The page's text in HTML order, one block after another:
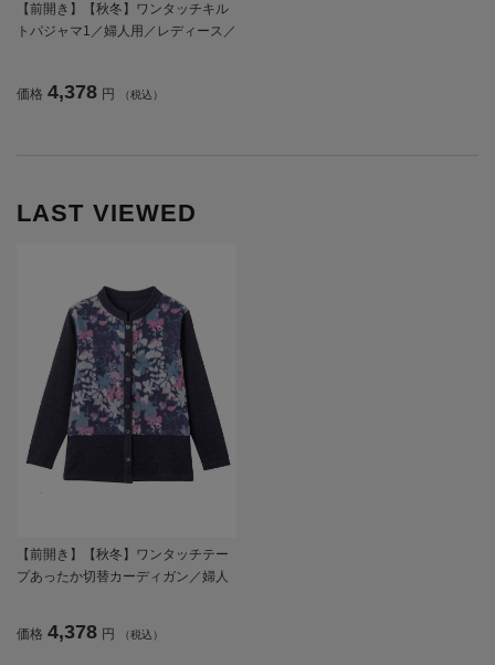
【前開き】【秋冬】ワンタッチキル
トパジャマ1／婦人用／レディース／
価格 4,378 円 （税込）
LAST VIEWED
【前開き】【秋冬】ワンタッチテー
プあったか切替カーディガン／婦人
ント 【CF】
価格 4,378 円 （税込）